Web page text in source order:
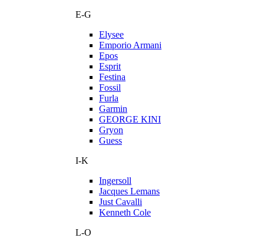
E-G
Elysee
Emporio Armani
Epos
Esprit
Festina
Fossil
Furla
Garmin
GEORGE KINI
Gryon
Guess
I-K
Ingersoll
Jacques Lemans
Just Cavalli
Kenneth Cole
L-O